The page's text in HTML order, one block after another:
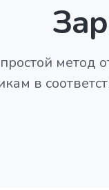
метод
в